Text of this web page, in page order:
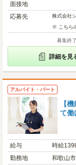
面接地
応募先
株式会社
※ こちら
募集終
詳細を見
アルバイト・パート
【
て働
給与
時給
勤務地
和歌山